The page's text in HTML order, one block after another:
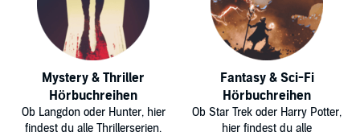
Mystery & Thriller
Hörbuchreihen
Ob Langdon oder Hunter, hier
findest du alle Thrillerserien.
Fantasy & Sci-Fi
Hörbuchreihen
Ob Star Trek oder Harry Potter,
hier findest du alle